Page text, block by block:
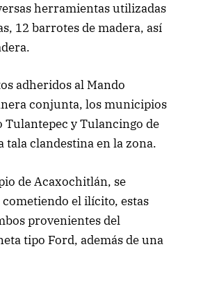
herramientas utilizadas
12 barrotes de madera, así
adheridos al Mando
conjunta, los municipios
Tulantepec y Tulancingo de
clandestina en la zona.
de Acaxochitlán, se
el ilícito, estas
provenientes del
tipo Ford, además de una